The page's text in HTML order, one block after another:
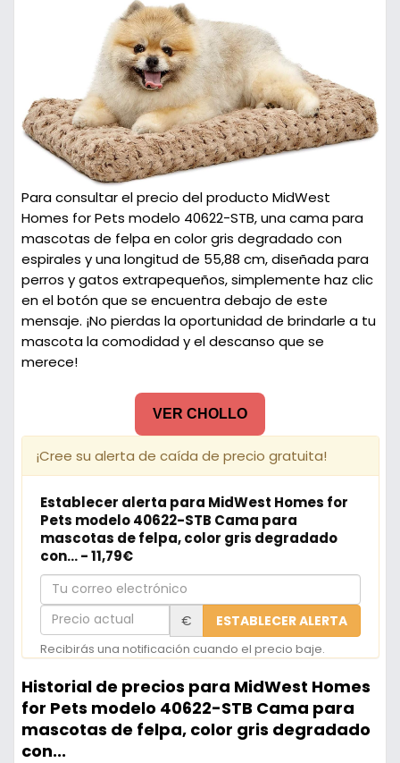
Para consultar el precio del producto MidWest
Homes for Pets modelo 40622-STB, una cama para
mascotas de felpa en color gris degradado con
espirales y una longitud de 55,88 cm, diseñada para
perros y gatos extrapequeños, simplemente haz clic
en el botón que se encuentra debajo de este
mensaje. ¡No pierdas la oportunidad de brindarle a tu
mascota la comodidad y el descanso que se
merece!
VER CHOLLO
¡Cree su alerta de caída de precio gratuita!
Establecer alerta para MidWest Homes for
Pets modelo 40622-STB Cama para
mascotas de felpa, color gris degradado
con... - 11,79€
Tu
correo
electrónico
Precio
actual
€ ESTABLECER ALERTA
Recibirás una notificación cuando el precio baje.
Historial de precios para MidWest Homes
for Pets modelo 40622-STB Cama para
mascotas de felpa, color gris degradado
con...